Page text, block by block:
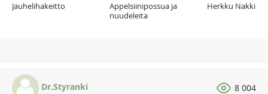
Jauhelihakeitto
Appelsiinipossua ja
nuudeleita
Herkku
Dr.Styranki 8 004